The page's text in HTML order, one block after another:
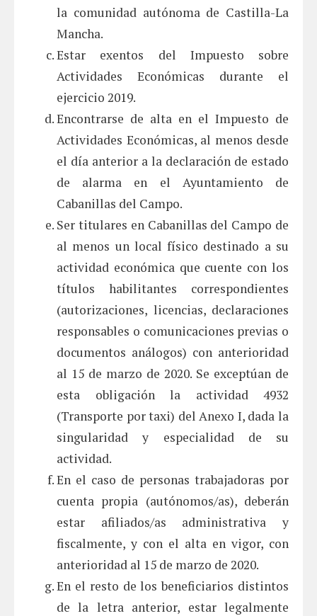
la comunidad autónoma de Castilla-La
Mancha.
Estar exentos del Impuesto sobre
Actividades Económicas durante el
ejercicio 2019.
Encontrarse de alta en el Impuesto de
Actividades Económicas, al menos desde
el día anterior a la declaración de estado
de alarma en el Ayuntamiento de
Cabanillas del Campo.
Ser titulares en Cabanillas del Campo de
al menos un local físico destinado a su
actividad económica que cuente con los
títulos habilitantes correspondientes
(autorizaciones, licencias, declaraciones
responsables o comunicaciones previas o
documentos análogos) con anterioridad
al 15 de marzo de 2020. Se exceptúan de
esta obligación la actividad 4932
(Transporte por taxi) del Anexo I, dada la
singularidad y especialidad de su
actividad.
En el caso de personas trabajadoras por
cuenta propia (autónomos/as), deberán
estar afiliados/as administrativa y
fiscalmente, y con el alta en vigor, con
anterioridad al 15 de marzo de 2020.
En el resto de los beneficiarios distintos
de la letra anterior, estar legalmente